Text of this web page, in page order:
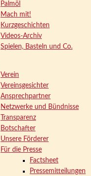
Palmöl
Mach mit!
Kurzgeschichten
Videos-Archiv
Spielen, Basteln und Co.
Verein
Vereinsgesichter
Ansprechpartner
Netzwerke und Bündnisse
Transparenz
Botschafter
Unsere Förderer
Für die Presse
Factsheet
Pressemitteilungen